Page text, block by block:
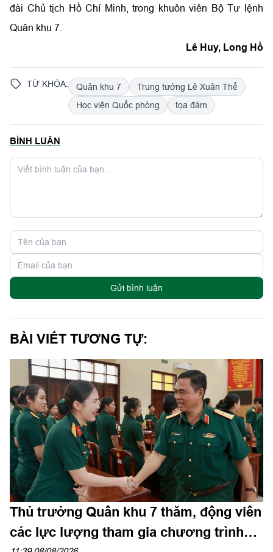
đài Chủ tịch Hồ Chí Minh, trong khuôn viên Bộ Tư lệnh
Quân khu 7.
Lê Huy, Long Hồ
TỪ KHÓA: Quân khu 7
Trung tướng Lê Xuân Thế
Học viện Quốc phòng
tọa đàm
BÌNH LUẬN
Gửi bình luận
BÀI VIẾT TƯƠNG TỰ:
Thủ trưởng Quân khu 7 thăm, động viên
các lực lượng tham gia chương trình